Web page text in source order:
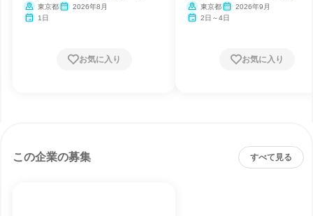
東京都
2026年8月
1日
お気に入り
東京都
2026年9月
2日～4日
お気に入り
この企業の募集 すべて見る